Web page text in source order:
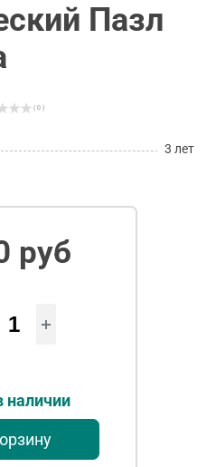
Пазл
( 0 )
3 лет
руб
наличии